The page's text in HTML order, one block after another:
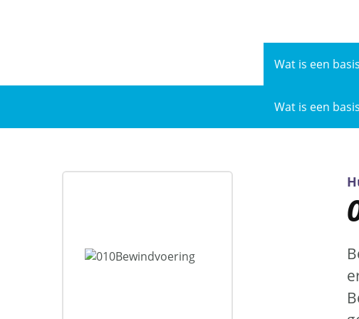
Wat is een
Wat is een